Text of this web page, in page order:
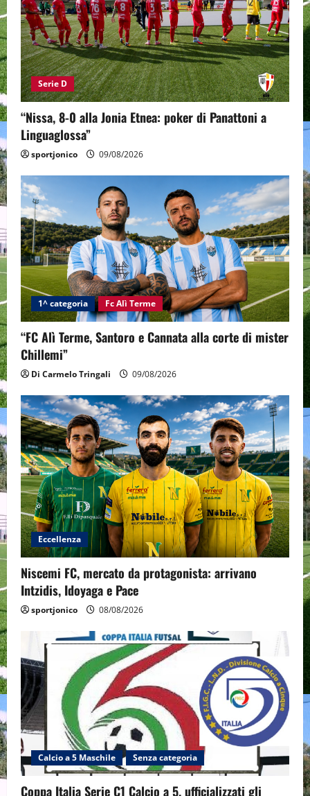
Serie D
“Nissa, 8-0 alla Jonia Etnea: poker di Panattoni a
Linguaglossa”
sportjonico 09/08/2026
1^ categoria Fc Alì Terme
“FC Alì Terme, Santoro e Cannata alla corte di mister
Chillemi”
Di Carmelo Tringali 09/08/2026
Eccellenza
Niscemi FC, mercato da protagonista: arrivano
Intzidis, Idoyaga e Pace
sportjonico 08/08/2026
Calcio a 5 Maschile Senza categoria
Coppa Italia Serie C1 Calcio a 5, ufficializzati gli